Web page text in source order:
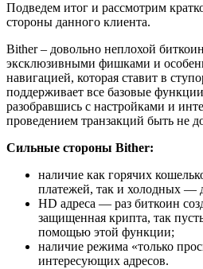
Подведем итог и рассмотрим
стороны данного клиента.
Bither – довольно неплохой
эксклюзивными фишками и
навигацией, которая ставит в
поддерживает все базовые
разобравшись с настройками и
проведением транзакций быть не
Сильные стороны Bither:
наличие как горячих
платежей, так и холодных —
HD адреса — раз биткоин
защищенная крипта, так
помощью этой функции;
наличие режима «только
интересующих адресов.